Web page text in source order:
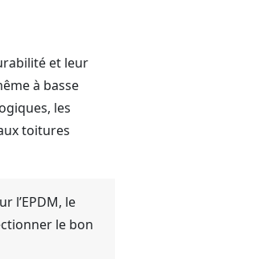
et leur
à basse
les
toitures
l’EPDM, le
le bon